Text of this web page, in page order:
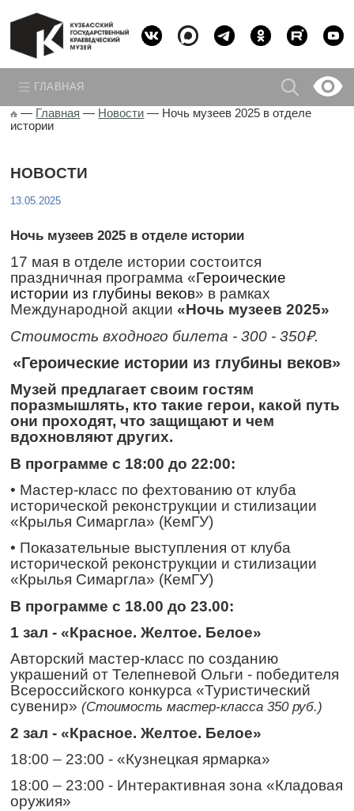
ГЛАВНАЯ
— Главная — Новости — Ночь музеев 2025 в отделе
истории
НОВОСТИ
13.05.2025
Ночь музеев 2025 в отделе истории
17 мая в отделе истории состоится
праздничная программа «Героические
истории из глубины веков» в рамках
Международной акции«Ночь музеев 2025»
Стоимость входного билета - 300 - 350₽.
«Героические истории из глубины веков»
Музей предлагает своим гостям
поразмышлять, кто такие герои, какой путь
они проходят, что защищают и чем
вдохновляют других.
В программе с 18:00 до 22:00:
• Мастер-класс по фехтованию от клуба
исторической реконструкции и стилизации
«Крылья Симаргла» (КемГУ)
• Показательные выступления от клуба
исторической реконструкции и стилизации
«Крылья Симаргла» (КемГУ)
В программе с 18.00 до 23.00:
1 зал -«Красное. Желтое. Белое»
Авторский мастер-класс по созданию
украшений от Телепневой Ольги - победителя
Всероссийского конкурса «Туристический
сувенир»(Стоимость мастер-класса 350 руб.)
2 зал - «Красное. Желтое. Белое»
18:00 – 23:00 - «Кузнецкая ярмарка»
18:00 – 23:00 - Интерактивная зона «Кладовая
оружия»